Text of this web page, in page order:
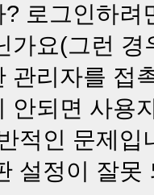
로그인하
가요(그런
관리자를 접
안되면 사용
적인 문제
설정이 잘못